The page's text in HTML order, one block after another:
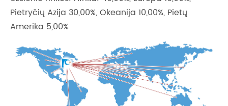
Pietryčių Azija 30,00%, Okeanija 10,00%, Pietų
Amerika 5,00%